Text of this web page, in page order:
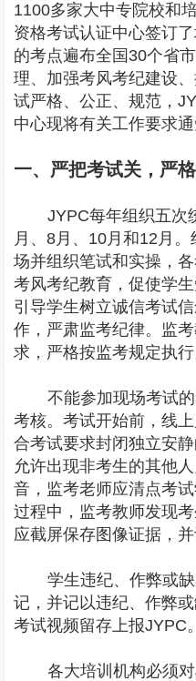
1100多家大中专院校和
资格考试认证中心签订
的考点遍布全国30个省
理、加强考风考纪建设
试严格、公正、规范，
中心现将有关工作要求通
一、严把考试关，严
JYPC每年组织五次
月、8月、10月和12月
场并组织笔试和实操，
考风考纪教育，促使学
引导学生树立诚信考试
作，严肃监考纪律。监
求，严格按监考规定执行
不能参加现场考试
考核。考试开始前，线
合考试要求封闭独立安
允许出现非考生的其他
音，监考老师应清点考
过程中，监考教师发现
应截屏保存图像证据，并
学生违纪、作弊或
记，并记以违纪、作弊
考试视频留存上报JYPC。
各大培训机构必须